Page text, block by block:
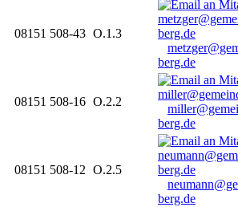
08151 508-43 O.1.3
berg.de
08151 508-16 O.2.2
berg.de
08151 508-12 O.2.5
berg.de